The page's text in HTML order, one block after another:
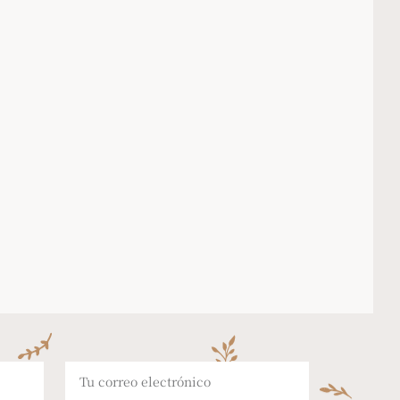
PRODUCTOS PERSONALIZADOS